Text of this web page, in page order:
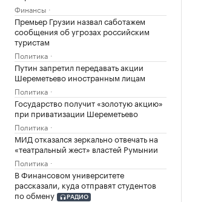
Финансы
Премьер Грузии назвал саботажем
сообщения об угрозах российским
туристам
Политика
Путин запретил передавать акции
Шереметьево иностранным лицам
Политика
Государство получит «золотую акцию»
при приватизации Шереметьево
Политика
МИД отказался зеркально отвечать на
«театральный жест» властей Румынии
Политика
В Финансовом университете
рассказали, куда отправят студентов
по обмену
РАДИО